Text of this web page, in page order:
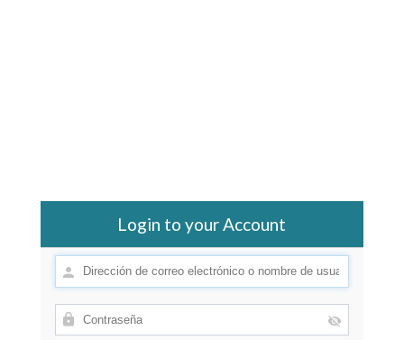
Login to your Account